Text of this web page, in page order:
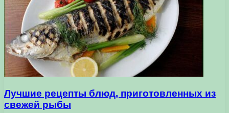
Лучшие рецепты блюд, приготовленных из
свежей рыбы